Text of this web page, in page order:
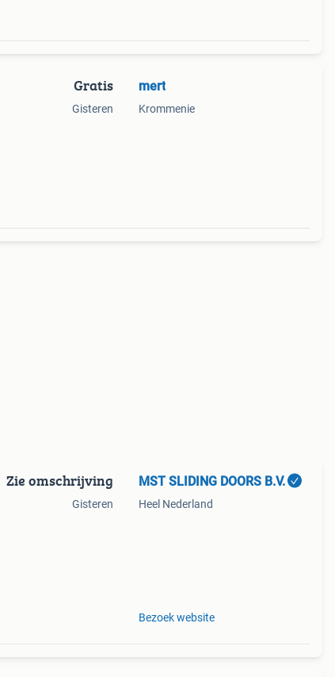
Gratis
Gisteren
mert
Krommenie
Zie omschrijving
Gisteren
MST SLIDING DOORS B.V.
Heel Nederland
Bezoek website